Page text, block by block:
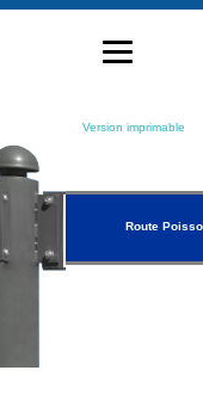
Version imprimable
Route